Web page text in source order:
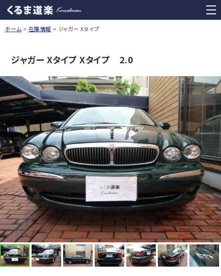
ホーム 在庫情報 ジャガー Xタイプ
ジャガー Xタイプ Xタイプ 2.0